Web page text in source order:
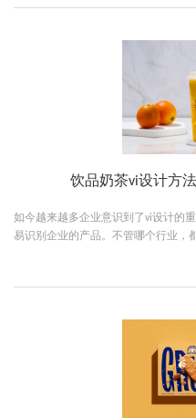
饮品奶茶vi设计方
如今越来越多企业意识到了vi设计的
易识别企业的产品。不管哪个行业，